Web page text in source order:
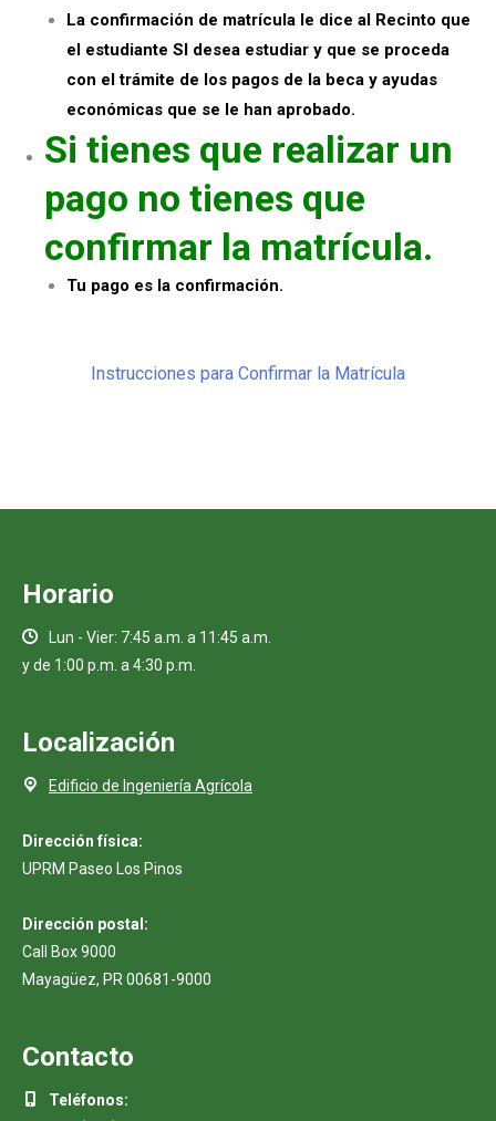
La confirmación de matrícula le dice al Recinto que
el estudiante SI desea estudiar y que se proceda
con el trámite de los pagos de la beca y ayudas
económicas que se le han aprobado.
Si tienes que realizar un
pago no tienes que
confirmar la matrícula.
Tu pago es la confirmación.
Instrucciones para Confirmar la Matrícula
Horario
Lun - Vier: 7:45 a.m. a 11:45 a.m.
y de 1:00 p.m. a 4:30 p.m.
Localización
Edificio de Ingeniería Agrícola
Dirección física:
UPRM Paseo Los Pinos
Dirección postal:
Call Box 9000
Mayagüez, PR 00681-9000
Contacto
Teléfonos: